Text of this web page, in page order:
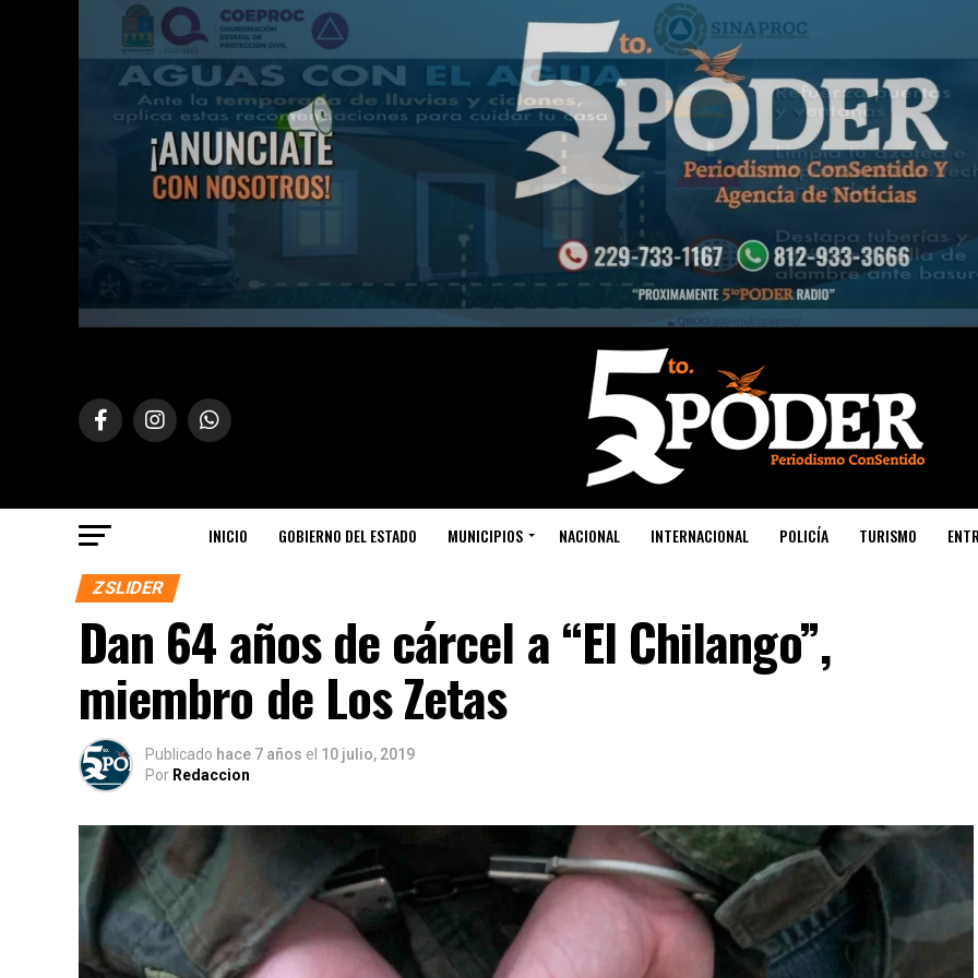
INICIO GOBIERNO DEL ESTADO MUNICIPIOS NACIONAL INTERNACIONAL POLICÍA TURISMO
ZSLIDER
Dan 64 años de cárcel a “El Chilango”,
miembro de Los Zetas
Publicado hace 7 años el 10 julio, 2019
Por Redaccion